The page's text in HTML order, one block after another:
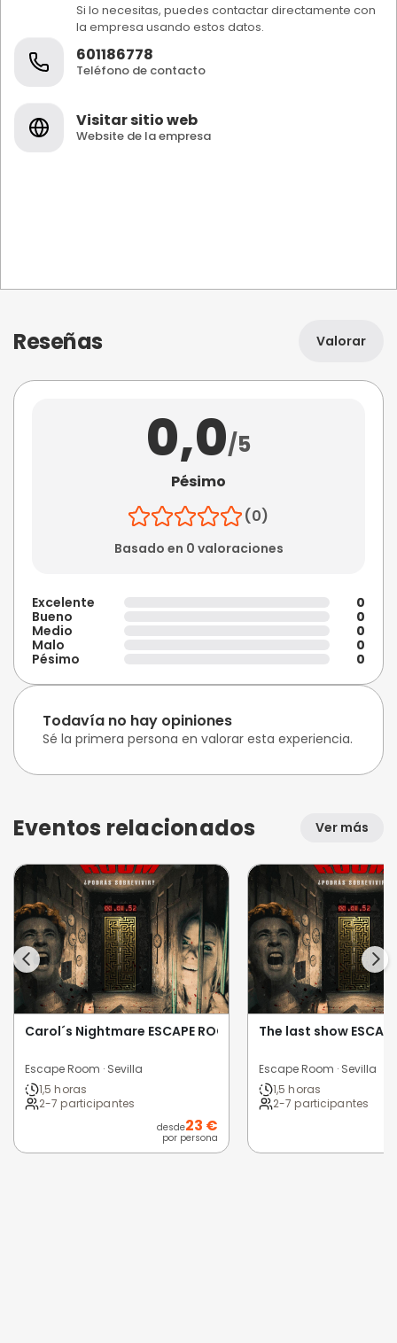
Si lo necesitas, puedes contactar directamente con
la empresa usando estos datos.
601186778
Teléfono de contacto
Visitar sitio web
Website de la empresa
Reseñas Valorar
0,0/5
Pésimo
(0)
Basado en 0 valoraciones
Excelente
0
Bueno
0
Medio
0
Malo
0
Pésimo
0
Todavía no hay opiniones
Sé la primera persona en valorar esta experiencia.
Eventos relacionados Ver más
Carol´s Nightmare ESCAPE ROOM
Escape Room · Sevilla
1,5 horas
2-7 participantes
desde23 €
por persona
The last show
Escape Room · Sevilla
1,5 horas
2-7 participantes